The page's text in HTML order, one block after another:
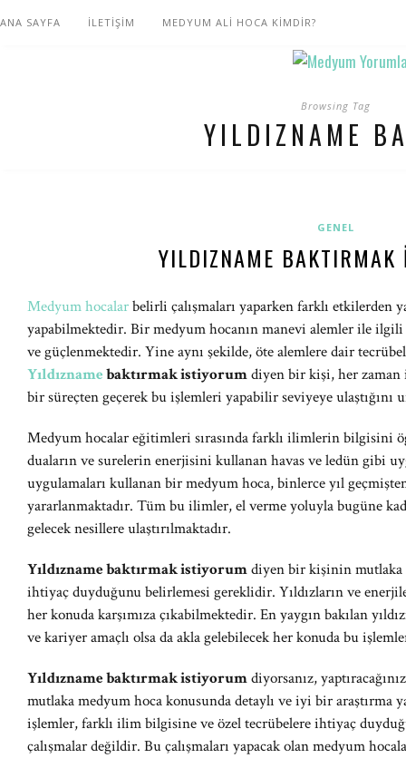
ANA SAYFA İLETİŞİM MEDYUM ALİ HOCA KİMDİR?
Browsing Tag
YILDIZNAME
GENEL
YILDIZNAME BAKTIRMAK
Medyum hocalarbelirli çalışmaları yaparken farklı etkilerden
yapabilmektedir. Bir medyum hocanın manevi alemler ile
ve güçlenmektedir. Yine aynı şekilde, öte alemlere dair
Yıldıznamebaktırmak istiyorumdiyen bir kişi, her zaman
bir süreçten geçerek bu işlemleri yapabilir seviyeye ulaştığını
Medyum hocalar eğitimleri sırasında farklı ilimlerin bilgisini
duaların ve surelerin enerjisini kullanan havas ve ledün gibi
uygulamaları kullanan bir medyum hoca, binlerce yıl
yararlanmaktadır. Tüm bu ilimler, el verme yoluyla bugüne
gelecek nesillere ulaştırılmaktadır.
Yıldızname baktırmak istiyorumdiyen bir kişinin mutlaka
ihtiyaç duyduğunu belirlemesi gereklidir. Yıldızların ve
her konuda karşımıza çıkabilmektedir. En yaygın bakılan
ve kariyer amaçlı olsa da akla gelebilecek her konuda bu
Yıldızname baktırmak istiyorumdiyorsanız,
mutlaka medyum hoca konusunda detaylı ve iyi bir araştırma
işlemler, farklı ilim bilgisine ve özel tecrübelere ihtiyaç
çalışmalar değildir. Bu çalışmaları yapacak olan medyum